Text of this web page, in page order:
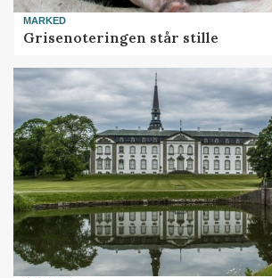
MARKED
Grisenoteringen står stille